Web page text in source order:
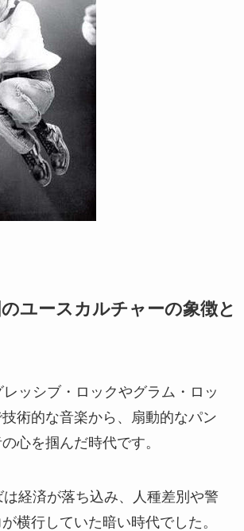
ユースカルチャーの象徴と
ッシブ・ロックやグラム・ロッ
術的な音楽から、扇動的なパン
心を掴んだ時代です。
経済が落ち込み、人種差別や警
横行していた暗い時代でした。